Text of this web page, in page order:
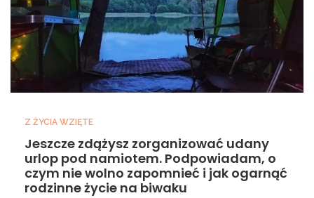
Z ŻYCIA WZIĘTE
Jeszcze zdążysz zorganizować udany
urlop pod namiotem. Podpowiadam, o
czym nie wolno zapomnieć i jak ogarnąć
rodzinne życie na biwaku